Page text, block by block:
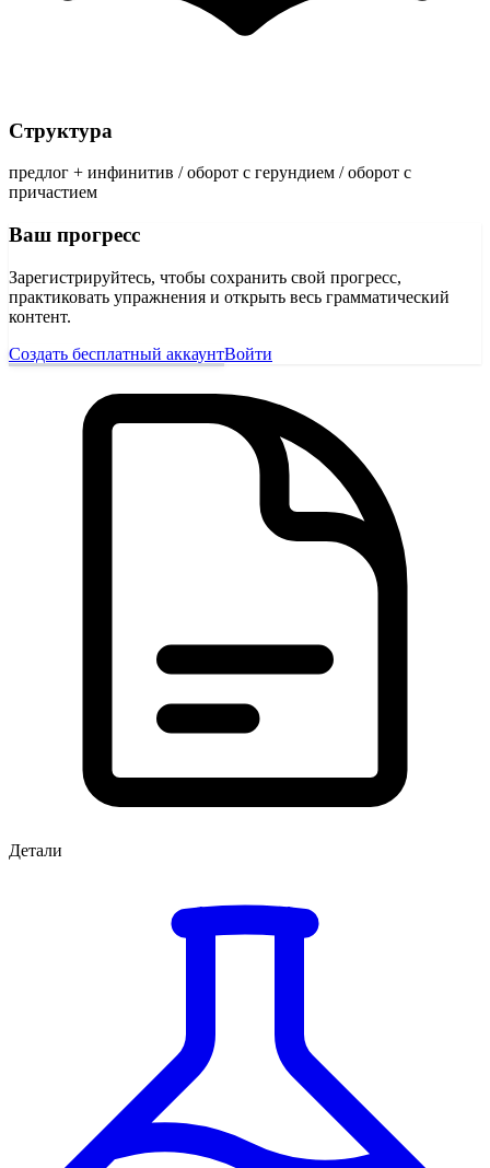
Структура
предлог + инфинитив / оборот с герундием / оборот с
причастием
Ваш прогресс
Зарегистрируйтесь, чтобы сохранить свой прогресс,
практиковать упражнения и открыть весь грамматический
контент.
Создать бесплатный аккаунтВойти
Детали